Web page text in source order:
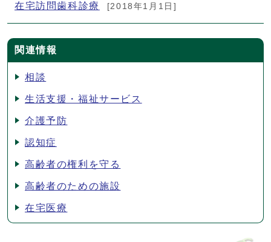
在宅訪問歯科診療 [2018年1月1日]
関連情報
相談
生活支援・福祉サービス
介護予防
認知症
高齢者の権利を守る
高齢者のための施設
在宅医療